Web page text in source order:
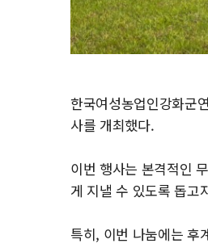
한국여성농업인강화군
사를 개최했다.
이번 행사는 본격적인
게 지낼 수 있도록 돕고
특히, 이번 나눔에는 후